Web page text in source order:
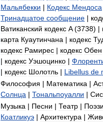
Мальябекки | Кодекс Мендоса
Тринадцатое сообщение |
Ватиканский кодекс A(3738) |
карта Куаутинчана | кодекс
кодекс Рамирес | кодекс Обен
| кодекс Уэшоцинко |
| кодекс Шолотль | Libellus de
Философия | Математика |
Солнца | Тональпоуалли |
Музыка | Песни | Театр |
Коатликуэ | Архитектура |